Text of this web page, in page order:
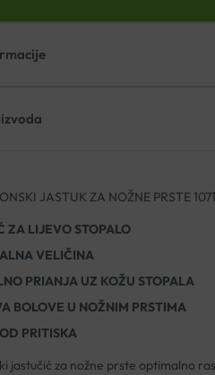
JASTUK ZA NOŽNE PRSTE
ZA LIJEVO STOPALO
VELIČINA
PRIANJA UZ KOŽU STOPALA
BOLOVE U NOŽNIM PRSTIMA
PRITISKA
jastučić za nožne prste optimalno